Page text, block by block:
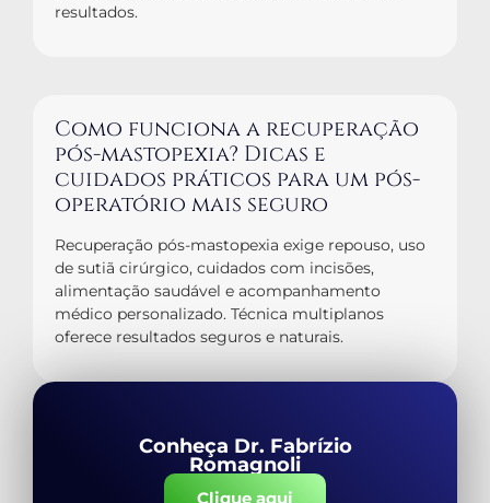
resultados.
Como funciona a recuperação
pós-mastopexia? Dicas e
cuidados práticos para um pós-
operatório mais seguro
Recuperação pós-mastopexia exige repouso, uso
de sutiã cirúrgico, cuidados com incisões,
alimentação saudável e acompanhamento
médico personalizado. Técnica multiplanos
oferece resultados seguros e naturais.
Conheça Dr. Fabrízio
Romagnoli
Clique aqui